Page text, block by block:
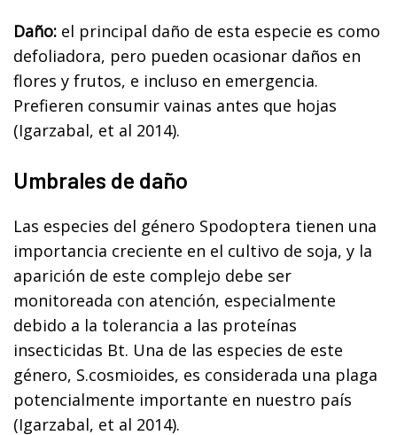
Daño: el principal daño de esta especie es como
defoliadora, pero pueden ocasionar daños en
flores y frutos, e incluso en emergencia.
Prefieren consumir vainas antes que hojas
(Igarzabal, et al 2014).
Umbrales de daño
Las especies del género Spodoptera tienen una
importancia creciente en el cultivo de soja, y la
aparición de este complejo debe ser
monitoreada con atención, especialmente
debido a la tolerancia a las proteínas
insecticidas Bt. Una de las especies de este
género, S.cosmioides, es considerada una plaga
potencialmente importante en nuestro país
(Igarzabal, et al 2014).